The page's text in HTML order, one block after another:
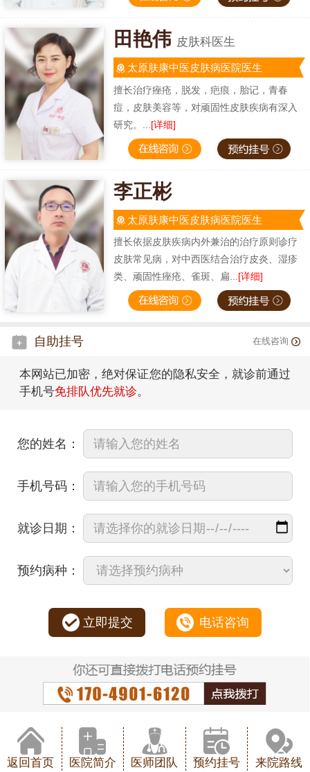
田艳伟 皮肤科医生
太原肤康中医皮肤病医院医生
擅长治疗痤疮，脱发，疤痕，胎记，青春
痘，皮肤美容等，对顽固性皮肤疾病有深入
研究。... [详细]
李正彬
太原肤康中医皮肤病医院医生
擅长依据皮肤疾病内外兼治的治疗原则诊疗
皮肤常见病，对中西医结合治疗皮炎、湿疹
类、顽固性痤疮、雀斑、扁...[详细]
自助挂号 在线咨询
本网站已加密，绝对保证您的隐私安全，就诊前通过
手机号免排队优先就诊。
您的姓名：
手机号码：
就诊日期：
预约病种：
立即提交 电话咨询
返回首页 医院简介 医师团队 预约挂号 来院路线